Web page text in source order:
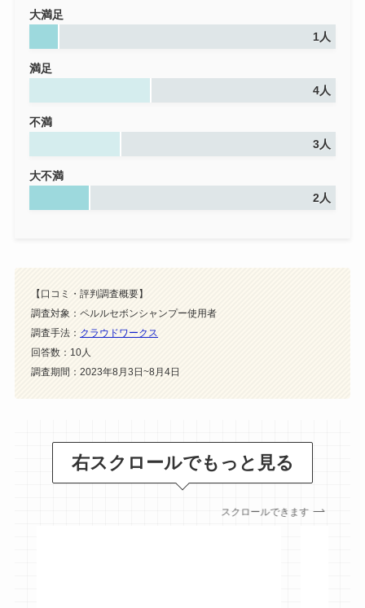
大満足
1人
満足
4人
不満
3人
大不満
2人
【口コミ・評判調査概要】
調査対象：ペルルセボンシャンプー使用者
調査手法： クラウドワークス
回答数：10人
調査期間：2023年8月3日~8月4日
右スクロールでもっと見る
スクロールできます